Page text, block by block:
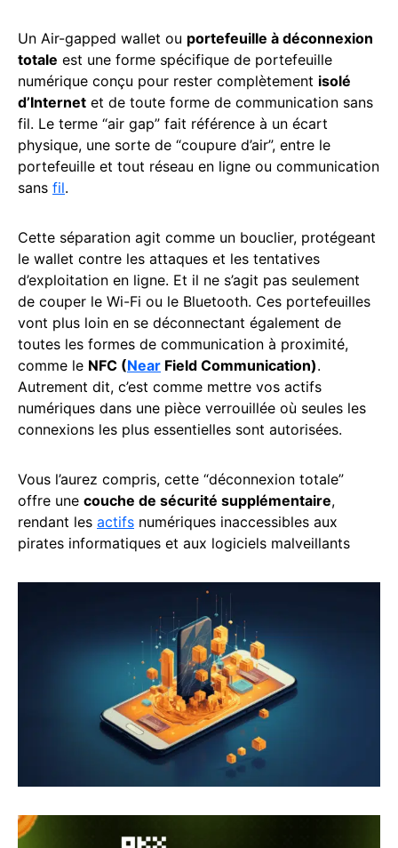
Un Air-gapped wallet ou portefeuille à déconnexion
totale est une forme spécifique de portefeuille
numérique conçu pour rester complètement isolé
d’Internet et de toute forme de communication sans
fil. Le terme “air gap” fait référence à un écart
physique, une sorte de “coupure d’air”, entre le
portefeuille et tout réseau en ligne ou communication
sans fil.
Cette séparation agit comme un bouclier, protégeant
le wallet contre les attaques et les tentatives
d’exploitation en ligne. Et il ne s’agit pas seulement
de couper le Wi-Fi ou le Bluetooth. Ces portefeuilles
vont plus loin en se déconnectant également de
toutes les formes de communication à proximité,
comme le NFC (Near Field Communication).
Autrement dit, c’est comme mettre vos actifs
numériques dans une pièce verrouillée où seules les
connexions les plus essentielles sont autorisées.
Vous l’aurez compris, cette “déconnexion totale”
offre une couche de sécurité supplémentaire,
rendant les actifs numériques inaccessibles aux
pirates informatiques et aux logiciels malveillants